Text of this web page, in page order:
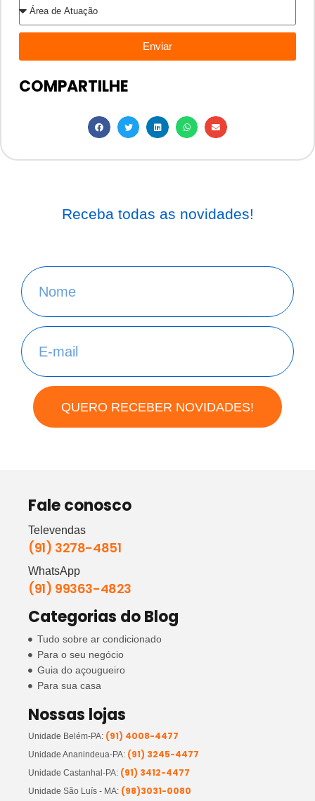
Enviar
COMPARTILHE
Receba todas as novidades!
QUERO RECEBER NOVIDADES!
Fale conosco
Televendas
(91) 3278-4851
WhatsApp
(91) 99363-4823
Categorias do Blog
Tudo sobre ar condicionado
Para o seu negócio
Guia do açougueiro
Para sua casa
Nossas lojas
Unidade Belém-PA: (91) 4008-4477
Unidade Ananindeua-PA: (91) 3245-4477
Unidade Castanhal-PA: (91) 3412-4477
Unidade São Luís - MA: (98)3031-0080